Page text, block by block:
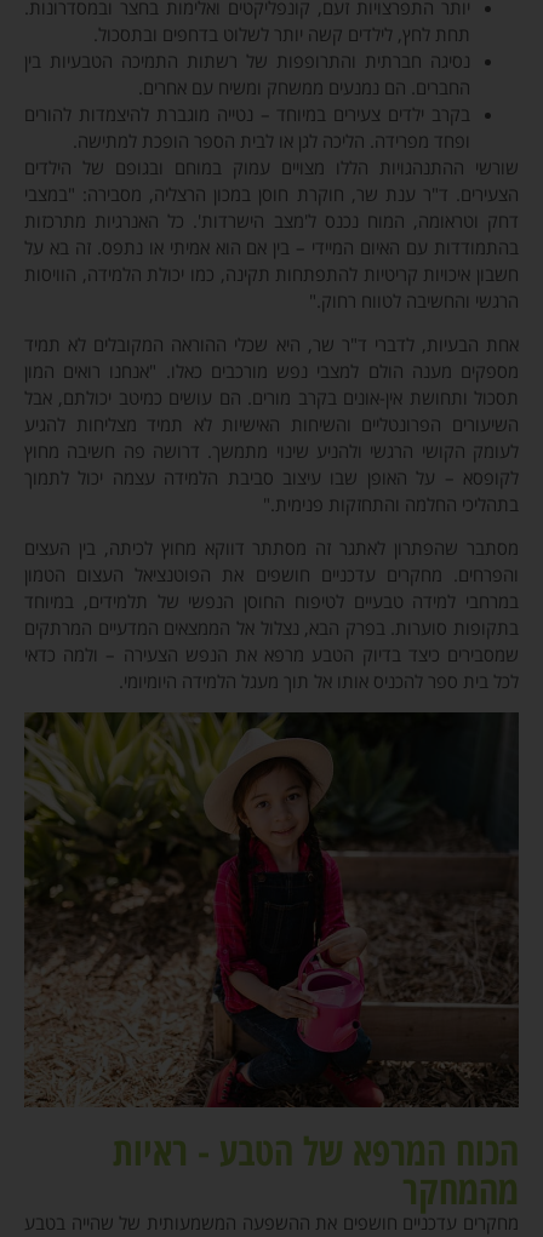
יותר התפרצויות זעם, קונפליקטים ואלימות בחצר ובמסדרונות.
תחת לחץ, לילדים קשה יותר לשלוט בדחפים ובתסכול.
נסיגה חברתית והתרופפות של רשתות התמיכה הטבעיות בין
החברים. הם נמנעים ממשחק ומשיח עם אחרים.
בקרב ילדים צעירים במיוחד – נטייה מוגברת להיצמדות להורים
ופחד מפרידה. הליכה לגן או לבית הספר הופכת למתישה.
שורשי ההתנהגויות הללו מצויים עמוק במוחם ובגופם של הילדים
הצעירים. ד"ר ענת שר, חוקרת חוסן במכון הרצליה, מסבירה: "במצבי
דחק וטראומה, המוח נכנס ל'מצב הישרדות'. כל האנרגיות מתרכזות
בהתמודדות עם האיום המיידי – בין אם הוא אמיתי או נתפס. זה בא על
חשבון איכויות קריטיות להתפתחות תקינה, כמו יכולת הלמידה, הוויסות
הרגשי והחשיבה לטווח רחוק."
אחת הבעיות, לדברי ד"ר שר, היא שכלי ההוראה המקובלים לא תמיד
מספקים מענה הולם למצבי נפש מורכבים כאלו. "אנחנו רואים המון
תסכול ותחושת אין-אונים בקרב מורים. הם עושים כמיטב יכולתם, אבל
השיעורים הפרונטליים והשיחות האישיות לא תמיד מצליחות להגיע
לעומק הקושי הרגשי ולהניע שינוי מתמשך. דרושה פה חשיבה מחוץ
לקופסא – על האופן שבו עיצוב סביבת הלמידה עצמה יכול לתמוך
בתהליכי החלמה והתחזקות פנימית."
מסתבר שהפתרון לאתגר זה מסתתר דווקא מחוץ לכיתה, בין העצים
והפרחים. מחקרים עדכניים חושפים את הפוטנציאל העצום הטמון
במרחבי למידה טבעיים לטיפוח החוסן הנפשי של תלמידים, במיוחד
בתקופות סוערות. בפרק הבא, נצלול אל הממצאים המדעיים המרתקים
שמסבירים כיצד בדיוק הטבע מרפא את הנפש הצעירה – ולמה כדאי
לכל בית ספר להכניס אותו אל תוך מעגל הלמידה היומיומי.
הכוח המרפא של הטבע - ראיות
מהמחקר
מחקרים עדכניים חושפים את ההשפעה המשמעותית של שהייה בטבע